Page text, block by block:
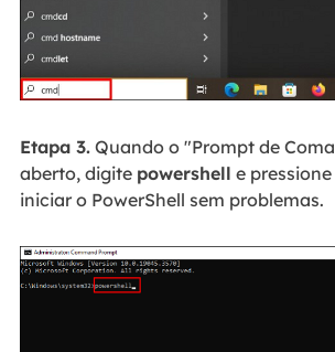
Etapa 3.Quando o "Prompt de
aberto, digite powershell e
iniciar o PowerShell sem problemas.